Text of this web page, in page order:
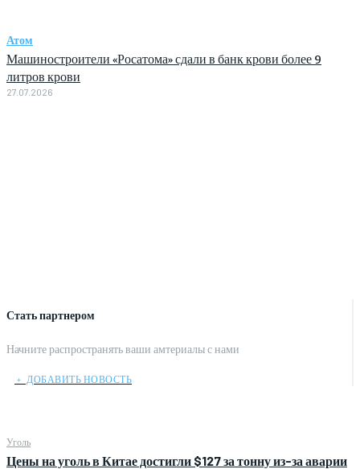
Стать партнером
Начните распространять ваши амтериалы с нами
﹢ ДОБАВИТЬ НОВОСТЬ
Уголь
Цены на уголь в Китае достигли $127 за тонну из-за аварии
Атом
Машиностроители «Росатома» сдали в банк крови более 9
литров крови
27.07.2026